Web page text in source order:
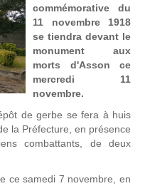
commémorative du
11 novembre 1918
se tiendra devant le
monument aux
morts d'Asson ce
mercredi 11
novembre.
de gerbe se fera à huis
la Préfecture, en présence
combattants, de deux
ce samedi 7 novembre, en